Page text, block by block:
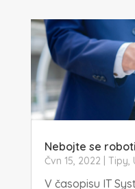
Nebojte se
Čvn 15, 2022 Tipy,
V časopisu IT